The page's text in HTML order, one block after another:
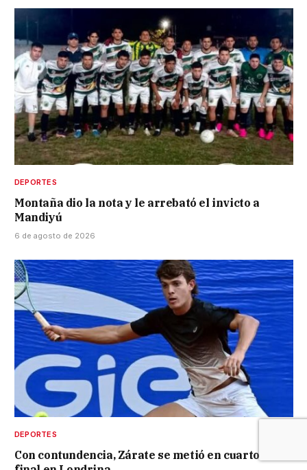
DEPORTES
Montaña dio la nota y le arrebató el invicto a
Mandiyú
6 de agosto de 2026
DEPORTES
Con contundencia, Zárate se metió en cuartos de